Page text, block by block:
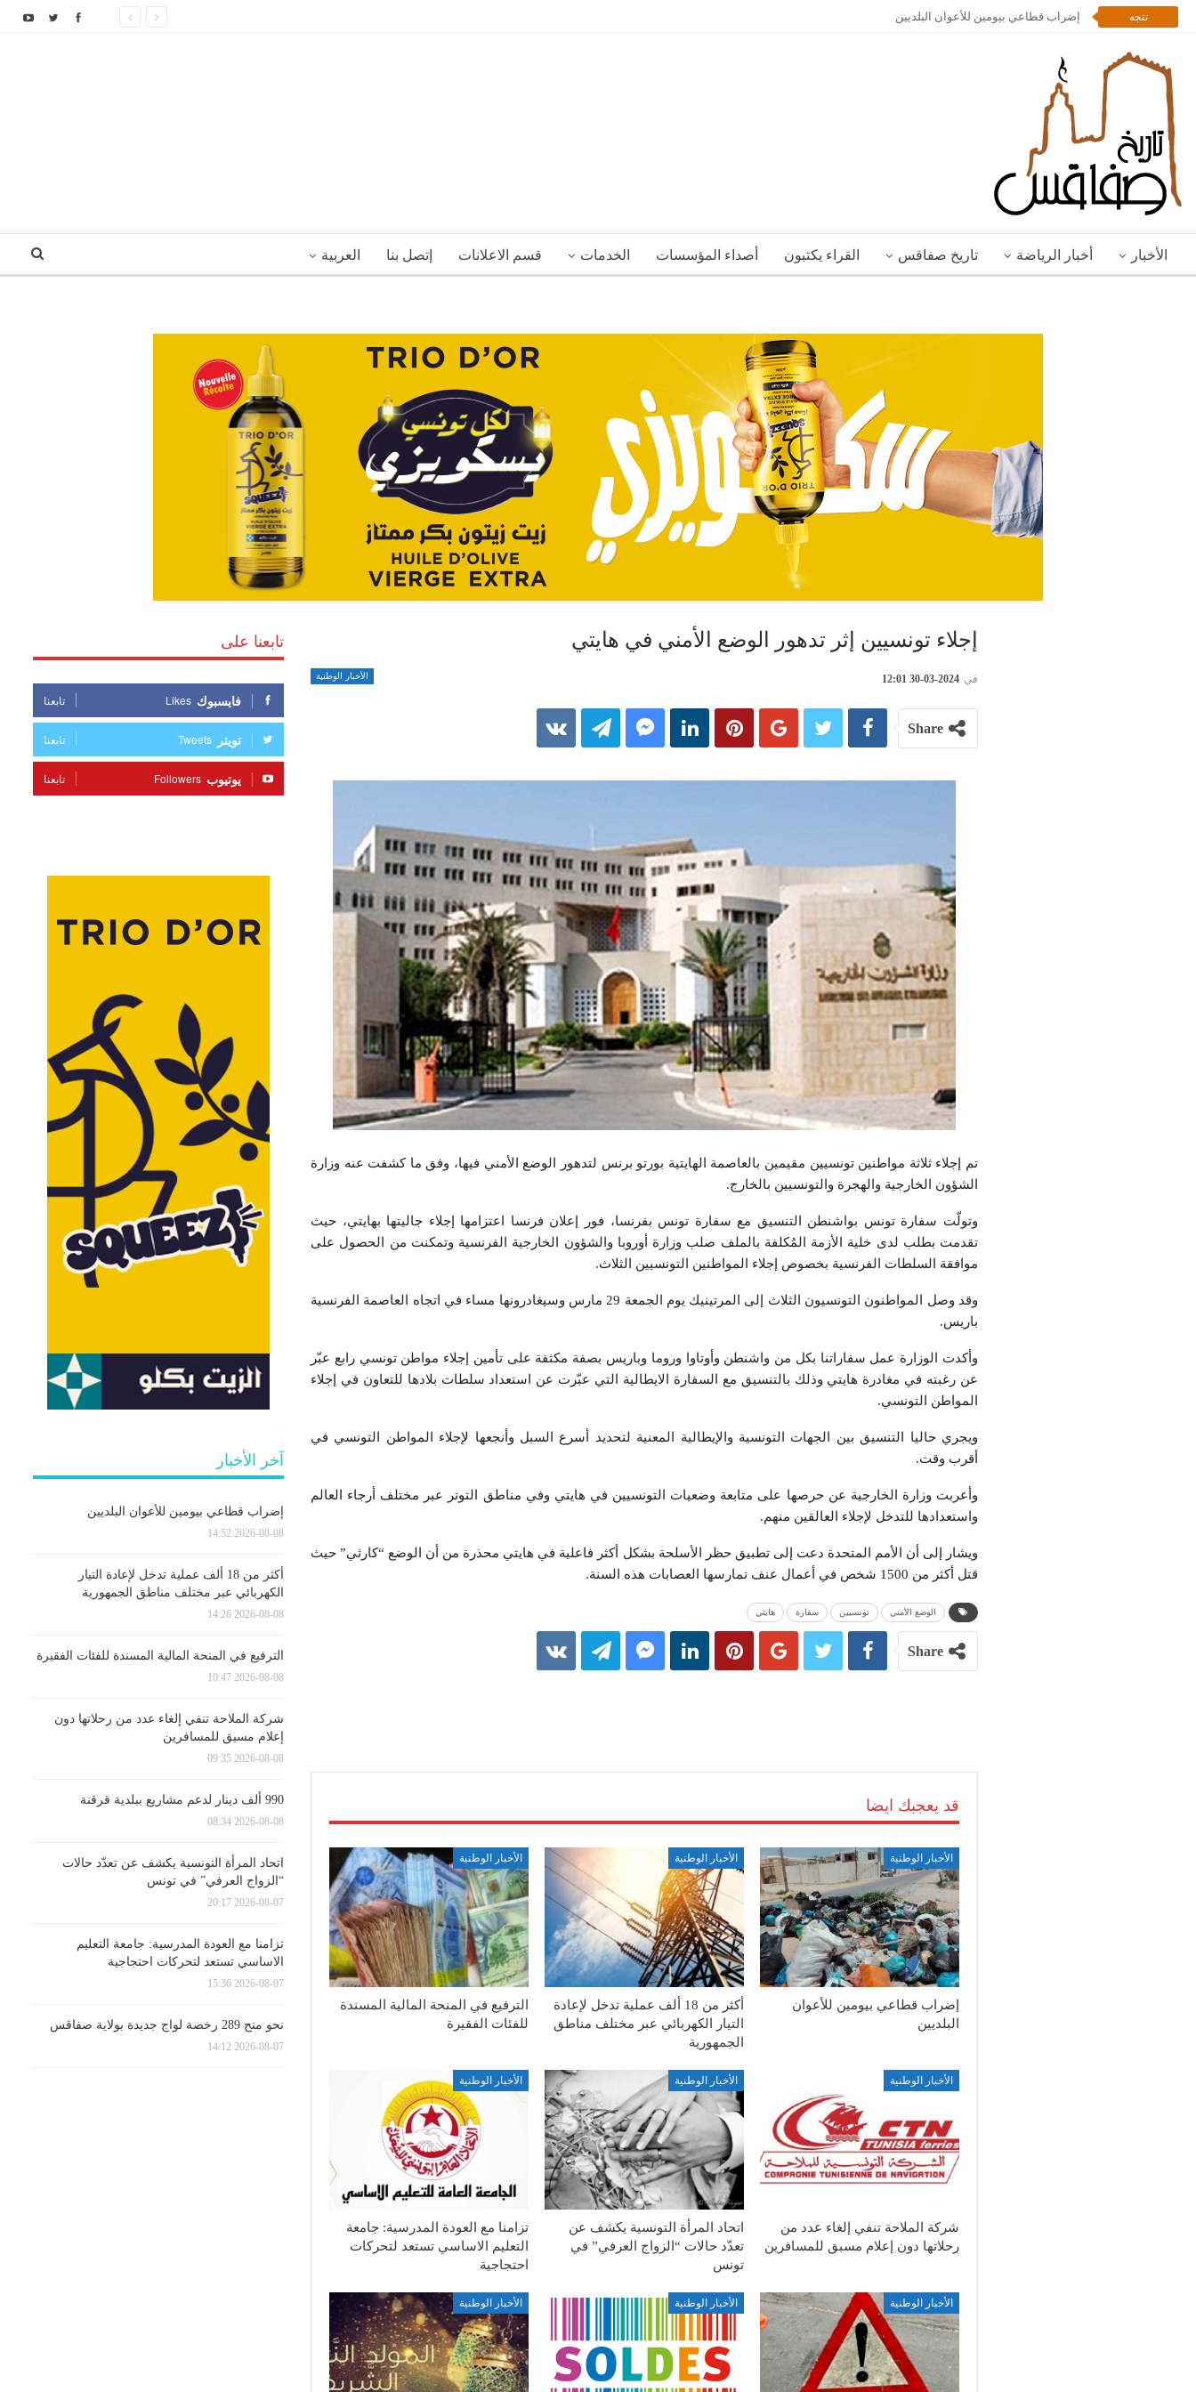
تتجه إضراب قطاعي بيومين للأعوان البلديين
الأخبار أخبار الرياضة تاريخ صفاقس القراء يكتبون أصداء المؤسسات الخدمات قسم الاعلانات إتصل بنا العربية
إجلاء تونسيين إثر تدهور الوضع الأمني في هايتي
الأخبار الوطنية في 2024-03-30 12:01
Share
تم إجلاء ثلاثة مواطنين تونسيين مقيمين بالعاصمة الهايتية بورتو برنس لتدهور الوضع الأمني فيها، وفق ما كشفت عنه وزارة
الشؤون الخارجية والهجرة والتونسيين بالخارج.
وتولّت سفارة تونس بواشنطن التنسيق مع سفارة تونس بفرنسا، فور إعلان فرنسا اعتزامها إجلاء جاليتها بهايتي، حيث
تقدمت بطلب لدى خلية الأزمة المُكلفة بالملف صلب وزارة أوروبا والشؤون الخارجية الفرنسية وتمكنت من الحصول على
موافقة السلطات الفرنسية بخصوص إجلاء المواطنين التونسيين الثلاث.
وقد وصل المواطنون التونسيون الثلاث إلى المرتينيك يوم الجمعة 29 مارس وسيغادرونها مساء في اتجاه العاصمة الفرنسية
باريس.
وأكدت الوزارة عمل سفاراتنا بكل من واشنطن وأوتاوا وروما وباريس بصفة مكثفة على تأمين إجلاء مواطن تونسي رابع عبّر
عن رغبته في مغادرة هايتي وذلك بالتنسيق مع السفارة الايطالية التي عبّرت عن استعداد سلطات بلادها للتعاون في إجلاء
المواطن التونسي.
ويجري حاليا التنسيق بين الجهات التونسية والإيطالية المعنية لتحديد أسرع السبل وأنجعها لإجلاء المواطن التونسي في
أقرب وقت.
وأعربت وزارة الخارجية عن حرصها على متابعة وضعيات التونسيين في هايتي وفي مناطق التوتر عبر مختلف أرجاء العالم
واستعدادها للتدخل لإجلاء العالقين منهم.
ويشار إلى أن الأمم المتحدة دعت إلى تطبيق حظر الأسلحة بشكل أكثر فاعلية في هايتي محذرة من أن الوضع “كارثي” حيث
قتل أكثر من 1500 شخص في أعمال عنف تمارسها العصابات هذه السنة.
الوضع الأمني تونسيين سفارة هايتي
Share
قد يعجبك ايضا
الأخبار الوطنية
إضراب قطاعي بيومين للأعوان
البلديين
الأخبار الوطنية
أكثر من 18 ألف عملية تدخل لإعادة
التيار الكهربائي عبر مختلف مناطق
الجمهورية
الأخبار الوطنية
الترفيع في المنحة المالية المسندة
للفئات الفقيرة
الأخبار الوطنية
شركة الملاحة تنفي إلغاء عدد من
رحلاتها دون إعلام مسبق للمسافرين
الأخبار الوطنية
اتحاد المرأة التونسية يكشف عن
تعدّد حالات “الزواج العرفي” في
تونس
الأخبار الوطنية
تزامنا مع العودة المدرسية: جامعة
التعليم الاساسي تستعد لتحركات
احتجاجية
الأخبار الوطنية الأخبار الوطنية الأخبار الوطنية
تابعنا على
فايسبوك Likes تابعنا
تويتر Tweets تابعنا
يوتيوب Followers تابعنا
آخر الأخبار
إضراب قطاعي بيومين للأعوان البلديين
2026-08-08 14:52
أكثر من 18 ألف عملية تدخل لإعادة التيار
الكهربائي عبر مختلف مناطق الجمهورية
2026-08-08 14:26
الترفيع في المنحة المالية المسندة للفئات الفقيرة
2026-08-08 10:47
شركة الملاحة تنفي إلغاء عدد من رحلاتها دون
إعلام مسبق للمسافرين
2026-08-08 09:35
990 ألف دينار لدعم مشاريع ببلدية قرقنة
2026-08-08 08:34
اتحاد المرأة التونسية يكشف عن تعدّد حالات
“الزواج العرفي” في تونس
2026-08-07 20:17
تزامنا مع العودة المدرسية: جامعة التعليم
الاساسي تستعد لتحركات احتجاجية
2026-08-07 15:36
نحو منح 289 رخصة لواج جديدة بولاية صفاقس
2026-08-07 14:12